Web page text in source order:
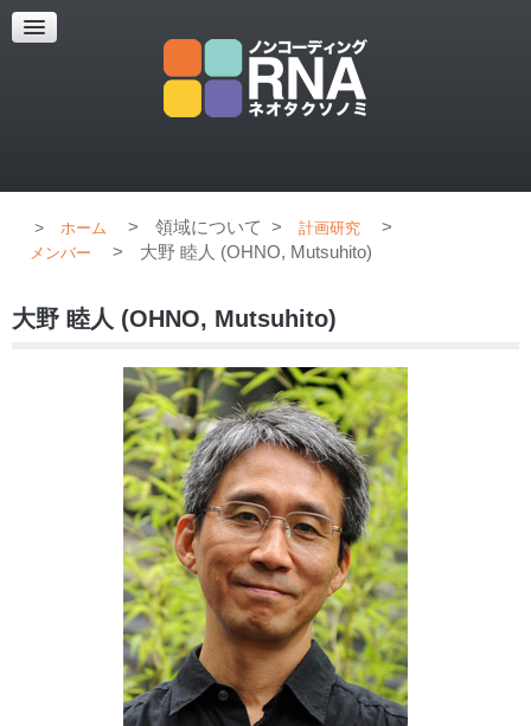
超解像顕微鏡
超解像顕微鏡の紹介
ホーム > 領域について > 計画研究 >
メンバー > 大野 睦人 (OHNO, Mutsuhito)
大野 睦人 (OHNO, Mutsuhito)